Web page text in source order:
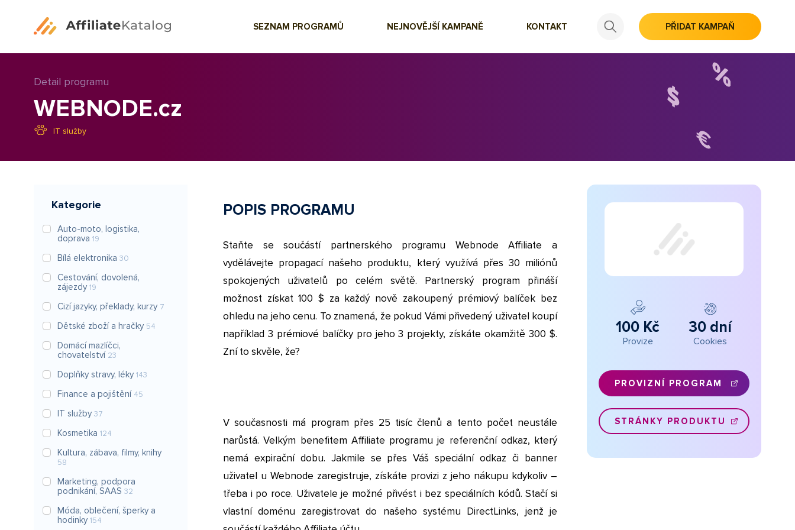
SEZNAM PROGRAMŮ NEJNOVĚJŠÍ KAMPANĚ KONTAKT PŘIDAT KAMPAŇ
Detail programu
WEBNODE.cz
IT služby
Kategorie
Auto-moto, logistika,
doprava 19
Bílá elektronika 30
Cestování, dovolená,
zájezdy 19
Cizí jazyky, překlady, kurzy 7
Dětské zboží a hračky 54
Domácí mazlíčci,
chovatelství 23
Doplňky stravy, léky 143
Finance a pojištění 45
IT služby 37
Kosmetika 124
Kultura, zábava, filmy, knihy
58
Marketing, podpora
podnikání, SAAS 32
Móda, oblečení, šperky a
hodinky 154
POPIS PROGRAMU
Staňte se součástí partnerského programu Webnode Affiliate a
vydělávejte propagací našeho produktu, který využívá přes 30 miliónů
spokojených uživatelů po celém světě. Partnerský program přináší
možnost získat 100 $ za každý nově zakoupený prémiový balíček bez
ohledu na jeho cenu. To znamená, že pokud Vámi přivedený uživatel koupí
například 3 prémiové balíčky pro jeho 3 projekty, získáte okamžitě 300 $.
Zní to skvěle, že?
V současnosti má program přes 25 tisíc členů a tento počet neustále
narůstá. Velkým benefitem Affiliate programu je referenční odkaz, který
nemá expirační dobu. Jakmile se přes Váš speciální odkaz či banner
uživatel u Webnode zaregistruje, získáte provizi z jeho nákupu kdykoliv –
třeba i po roce. Uživatele je možné přivést i bez speciálních kódů. Stačí si
vlastní doménu zaregistrovat do našeho systému DirectLinks, jenž je
100 Kč
Provize
30 dní
Cookies
PROVIZNÍ PROGRAM
STRÁNKY PRODUKTU